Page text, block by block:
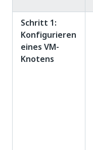
Schritt 1:
Konfigurieren
eines VM-
Knotens